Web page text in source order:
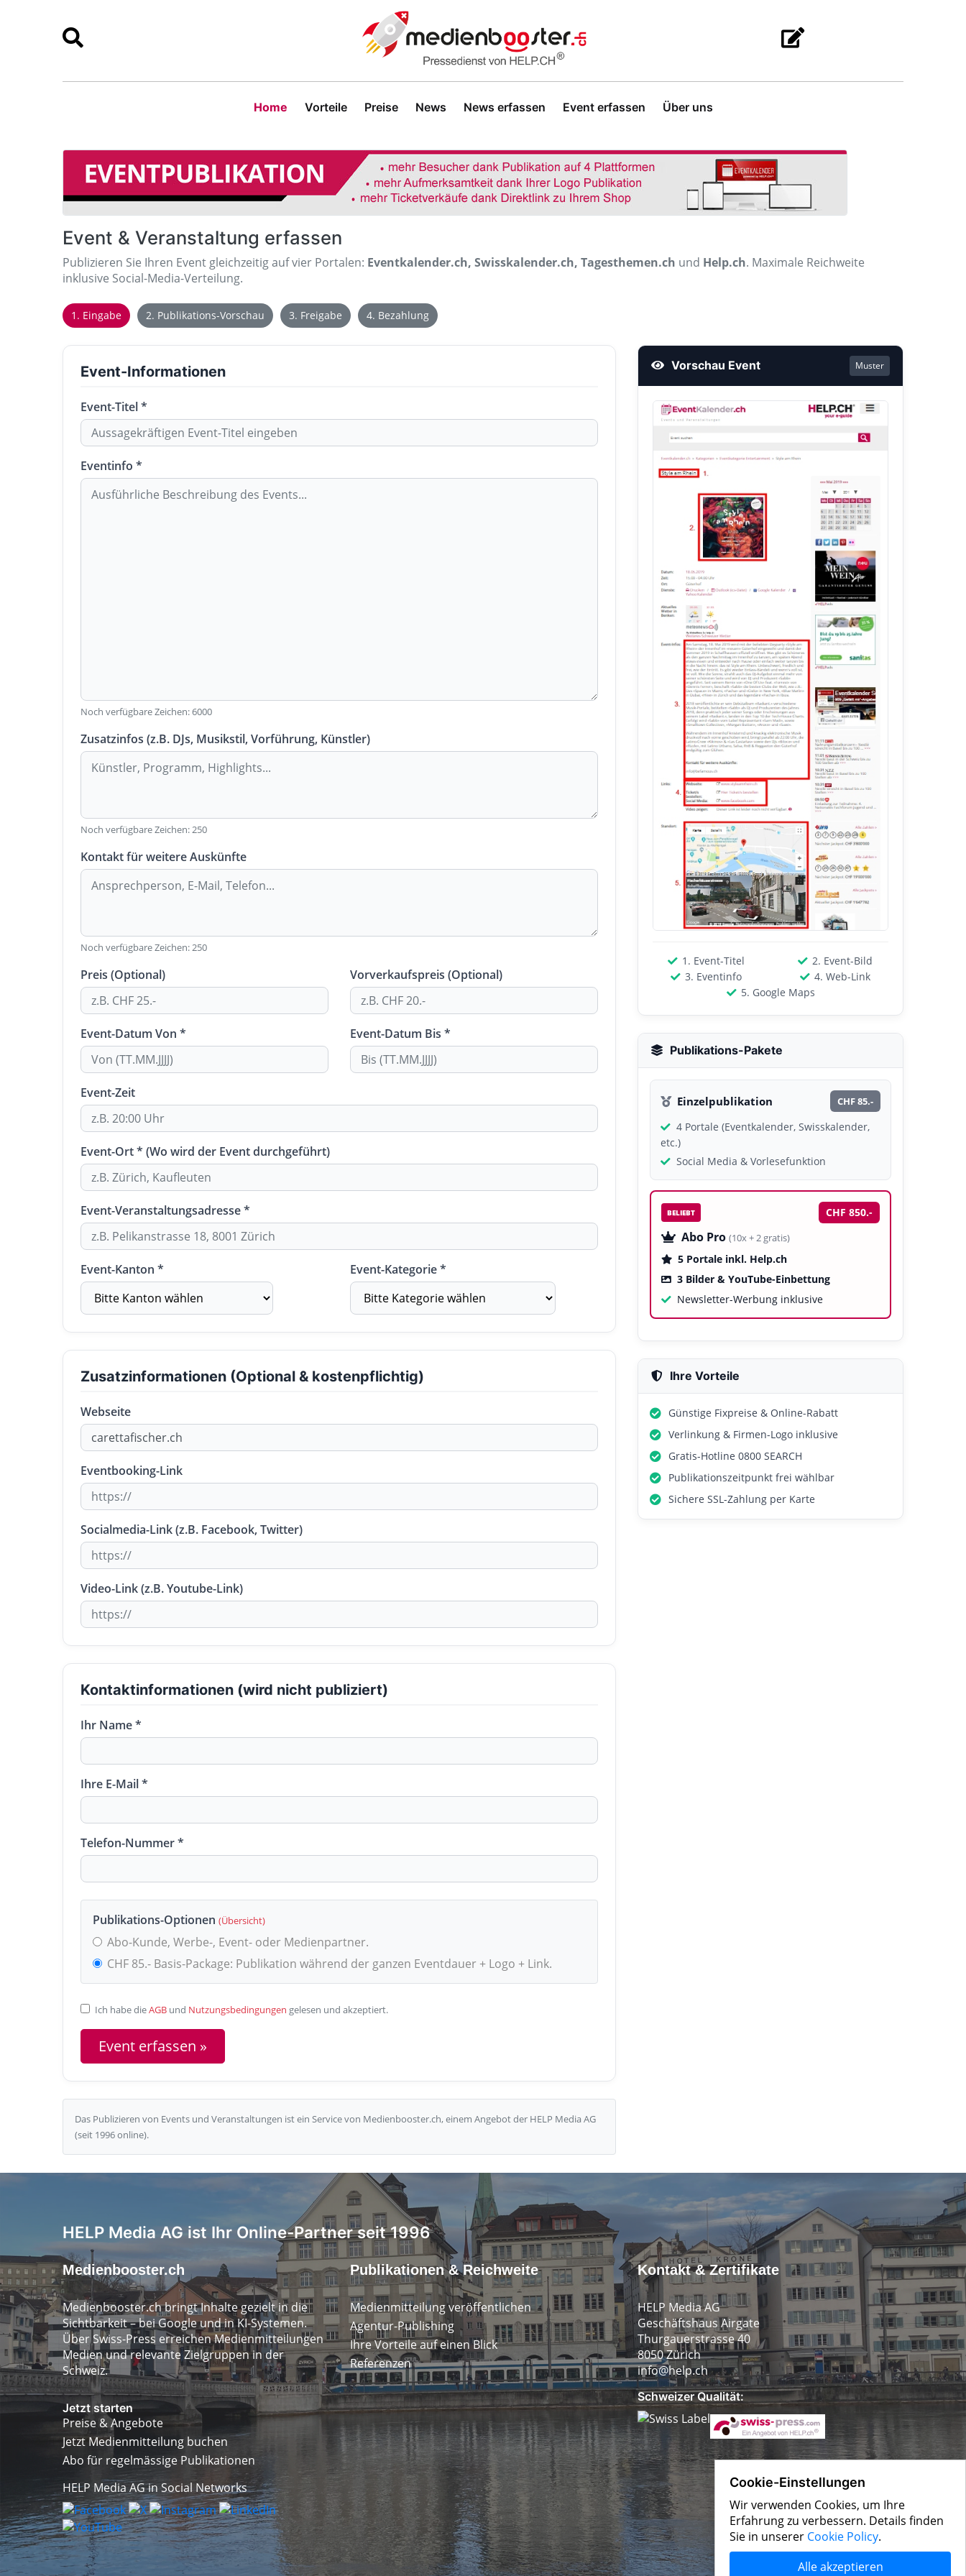
Home Vorteile Preise News News erfassen Event erfassen Über uns
Event & Veranstaltung erfassen
Publizieren Sie Ihren Event gleichzeitig auf vier Portalen: Eventkalender.ch, Swisskalender.ch, Tagesthemen.ch und Help.ch. Maximale Reichweite
inklusive Social-Media-Verteilung.
1. Eingabe 2. Publikations-Vorschau 3. Freigabe 4. Bezahlung
Event-Informationen
Event-Titel *
Eventinfo *
Noch verfügbare Zeichen:6000
Zusatzinfos (z.B. DJs, Musikstil, Vorführung, Künstler)
Noch verfügbare Zeichen:250
Kontakt für weitere Auskünfte
Noch verfügbare Zeichen:250
Preis (Optional) Vorverkaufspreis (Optional)
Event-Datum Von * Event-Datum Bis *
Event-Zeit
Event-Ort * (Wo wird der Event durchgeführt)
Event-Veranstaltungsadresse *
Event-Kanton * Event-Kategorie *
Zusatzinformationen (Optional & kostenpflichtig)
Webseite
Eventbooking-Link
Socialmedia-Link (z.B. Facebook, Twitter)
Video-Link (z.B. Youtube-Link)
Kontaktinformationen (wird nicht publiziert)
Ihr Name *
Ihre E-Mail *
Telefon-Nummer *
Publikations-Optionen (Übersicht)
Abo-Kunde, Werbe-, Event- oder Medienpartner.
CHF 85.- Basis-Package: Publikation während der ganzen Eventdauer + Logo + Link.
Ich habe dieAGB und Nutzungsbedingungen gelesen und akzeptiert.
Das Publizieren von Events und Veranstaltungen ist ein Service von Medienbooster.ch, einem Angebot der HELP Media AG
(seit 1996 online).
Vorschau Event Muster
1. Event-Titel
2. Event-Bild
3. Eventinfo
4. Web-Link
5. Google Maps
Publikations-Pakete
Einzelpublikation CHF 85.-
4 Portale (Eventkalender, Swisskalender,
etc.)
Social Media & Vorlesefunktion
BELIEBT CHF 850.-
Abo Pro (10x + 2 gratis)
5 Portale inkl. Help.ch
3 Bilder & YouTube-Einbettung
Newsletter-Werbung inklusive
Ihre Vorteile
Günstige Fixpreise & Online-Rabatt
Verlinkung & Firmen-Logo inklusive
Gratis-Hotline 0800 SEARCH
Publikationszeitpunkt frei wählbar
Sichere SSL-Zahlung per Karte
HELP Media AG ist Ihr Online-Partner seit 1996
Medienbooster.ch
Medienbooster.ch bringt Inhalte gezielt in die
Sichtbarkeit – bei Google und in KI-Systemen.
Über Swiss-Press erreichen Medienmitteilungen
Medien und relevante Zielgruppen in der
Schweiz.
Jetzt starten
Preise & Angebote
Jetzt Medienmitteilung buchen
Abo für regelmässige Publikationen
HELP Media AG in Social Networks
Publikationen & Reichweite
Medienmitteilung veröffentlichen
Agentur-Publishing
Ihre Vorteile auf einen Blick
Referenzen
Kontakt & Zertifikate
HELP Media AG
Geschäftshaus Airgate
Thurgauerstrasse 40
8050 Zürich
info@help.ch
Schweizer Qualität:
Cookie-Einstellungen
Wir verwenden Cookies, um Ihre
Erfahrung zu verbessern. Details finden
Sie in unserer Cookie Policy.
Alle akzeptieren